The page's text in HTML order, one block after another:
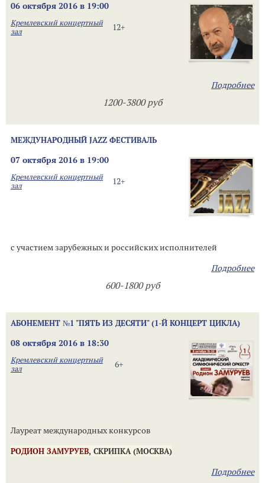
06 октября 2016 в 19:00
12+
Кремлевский концертный
зал
Подробнее
1200-3800 руб
МЕЖДУНАРОДНЫЙ JAZZ ФЕСТИВАЛЬ
07 октября 2016 в 19:00
12+
Кремлевский концертный
зал
с участием зарубежных и российских исполнителей
Подробнее
600-1800 руб
АБОНЕМЕНТ №1 "ПЯТЬ ИЗ ДЕСЯТИ" (1-Й КОНЦЕРТ ЦИКЛА)
08 октября 2016 в 18:30
6+
Кремлевский концертный
зал
Лауреат международных конкурсов
РОДИОН ЗАМУРУЕВ, СКРИПКА (МОСКВА)
Подробнее